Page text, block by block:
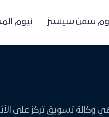
سفن سينسز نيوم
تسويق تركز على الأثر